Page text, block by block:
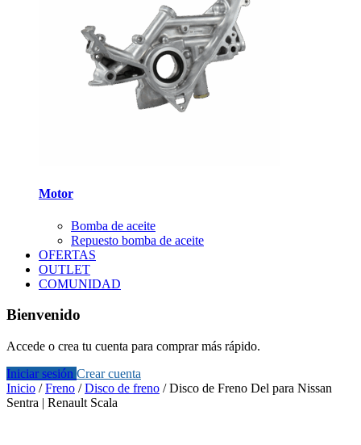
Motor
Bomba de aceite
Repuesto bomba de aceite
OFERTAS
OUTLET
COMUNIDAD
Bienvenido
Accede o crea tu cuenta para comprar más rápido.
Iniciar sesión Crear cuenta
Inicio /Freno /Disco de freno /Disco de Freno Del para Nissan
Sentra | Renault Scala